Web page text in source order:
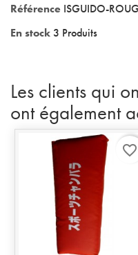
Référence ISGUIDO-
En stock 3 Produits
Les clients qui
ont également
favorite_border